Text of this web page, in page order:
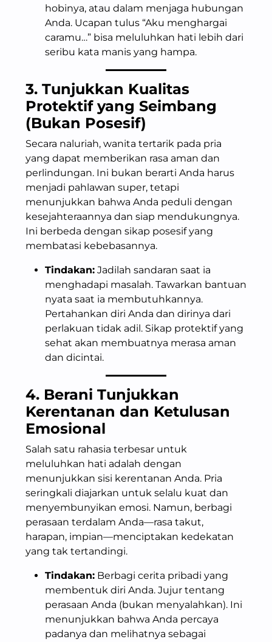
hobinya, atau dalam menjaga hubungan
Anda. Ucapan tulus “Aku menghargai
caramu…” bisa meluluhkan hati lebih dari
seribu kata manis yang hampa.
3. Tunjukkan Kualitas
Protektif yang Seimbang
(Bukan Posesif)
Secara naluriah, wanita tertarik pada pria
yang dapat memberikan rasa aman dan
perlindungan. Ini bukan berarti Anda harus
menjadi pahlawan super, tetapi
menunjukkan bahwa Anda peduli dengan
kesejahteraannya dan siap mendukungnya.
Ini berbeda dengan sikap posesif yang
membatasi kebebasannya.
Tindakan: Jadilah sandaran saat ia
menghadapi masalah. Tawarkan bantuan
nyata saat ia membutuhkannya.
Pertahankan diri Anda dan dirinya dari
perlakuan tidak adil. Sikap protektif yang
sehat akan membuatnya merasa aman
dan dicintai.
4. Berani Tunjukkan
Kerentanan dan Ketulusan
Emosional
Salah satu rahasia terbesar untuk
meluluhkan hati adalah dengan
menunjukkan sisi kerentanan Anda. Pria
seringkali diajarkan untuk selalu kuat dan
menyembunyikan emosi. Namun, berbagi
perasaan terdalam Anda—rasa takut,
harapan, impian—menciptakan kedekatan
yang tak tertandingi.
Tindakan: Berbagi cerita pribadi yang
membentuk diri Anda. Jujur tentang
perasaan Anda (bukan menyalahkan). Ini
menunjukkan bahwa Anda percaya
padanya dan melihatnya sebagai